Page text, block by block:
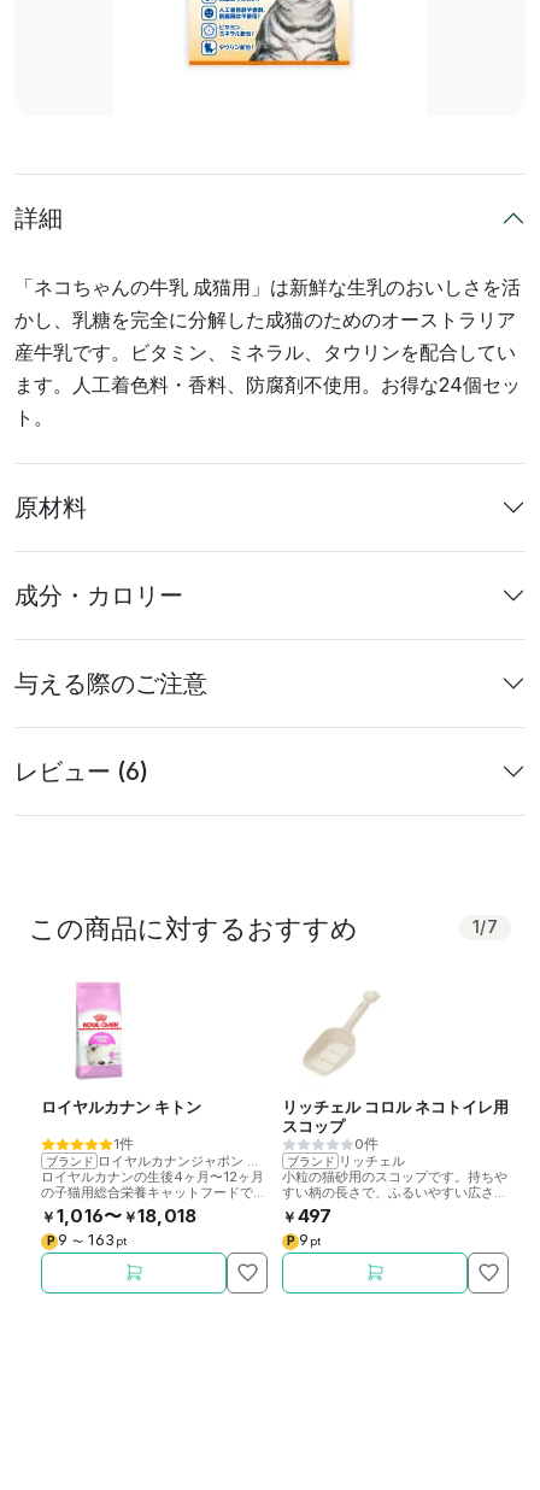
詳細
「ネコちゃんの牛乳 成猫用」は新鮮な生乳のおいしさを活
かし、乳糖を完全に分解した成猫のためのオーストラリア
産牛乳です。ビタミン、ミネラル、タウリンを配合してい
ます。人工着色料・香料、防腐剤不使用。お得な24個セッ
ト。
原材料
成分・カロリー
与える際のご注意
レビュー (6)
この商品に対するおすすめ 1 /7
ロイヤルカナン キトン
1件
ブランド ロイヤルカナンジャポン
ロイヤルカナン
ロイヤルカナンの生後4ヶ月〜12ヶ月
の子猫用総合栄養キャットフードで
す。
￥ 1,016〜 ￥18,018
P 9 〜 163 pt
リッチェル コロル ネコトイレ用
スコップ
0件
ブランド リッチェル
小粒の猫砂用のスコップです。持ちや
すい柄の長さで、ふるいやすい広さと
深さで作られています。
￥ 497
P 9 pt